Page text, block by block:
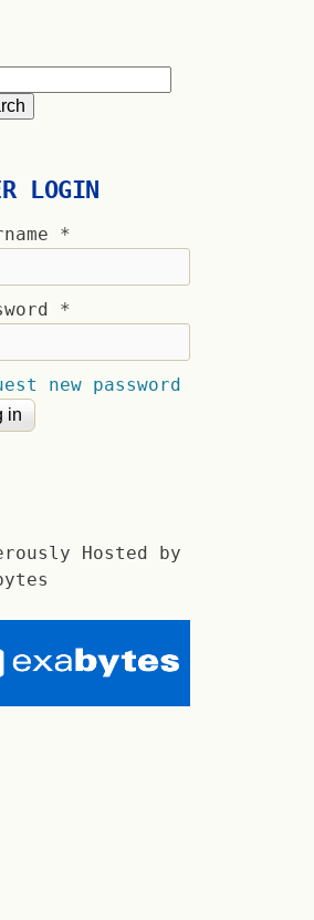
LOGIN
*
*
new password
Hosted by